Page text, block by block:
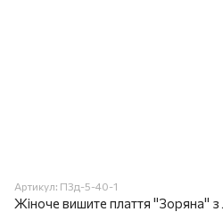
Артикул: ПЗд-5-40-1
Жіноче вишите плаття "Зоряна" з